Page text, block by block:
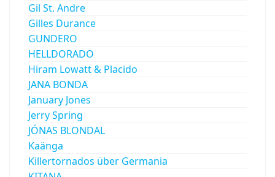
Gil St. Andre
Gilles Durance
GUNDERO
HELLDORADO
Hiram Lowatt & Placido
JANA BONDA
January Jones
Jerry Spring
JÓNAS BLONDAL
Kaänga
Killertornados über Germania